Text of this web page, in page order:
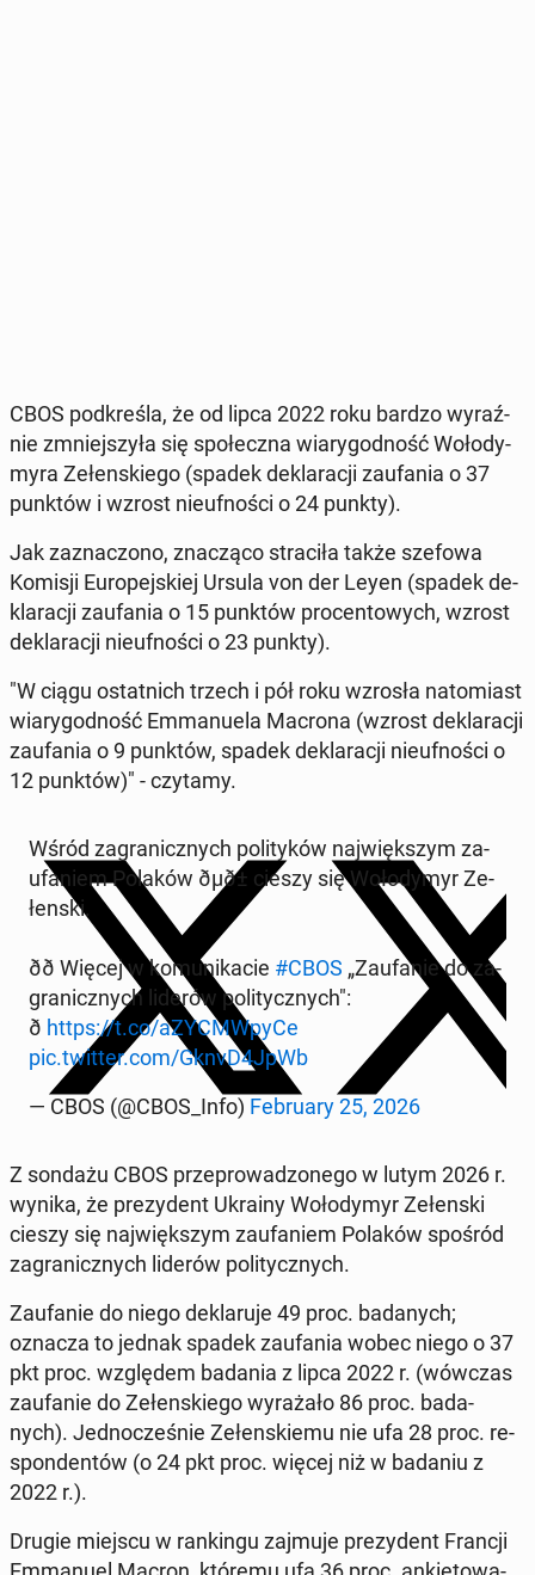
CBOS pod­kre­śla, że od lipca 2022 roku bardzo wy­raź­
nie zmniej­szy­ła się spo­łecz­na wia­ry­god­ność Wo­ło­dy­
my­ra Ze­łen­skie­go (spadek de­kla­ra­cji za­ufa­nia o 37
punktów i wzrost nie­uf­no­ści o 24 punkty).
Jak za­zna­czo­no, zna­czą­co stra­ci­ła także szefowa
Komisji Eu­ro­pej­skiej Ursula von der Leyen (spadek de­
kla­ra­cji za­ufa­nia o 15 punktów pro­cen­to­wych, wzrost
de­kla­ra­cji nie­uf­no­ści o 23 punkty).
"W ciągu ostat­nich trzech i pół roku wzrosła na­to­miast
wia­ry­god­ność Em­ma­nu­ela Macrona (wzrost de­kla­ra­cji
za­ufa­nia o 9 punktów, spadek de­kla­ra­cji nie­uf­no­ści o
12 punktów)" - czytamy.
Wśród za­gra­nicz­nych po­li­ty­ków naj­więk­szym za­
ufa­niem Polaków ðµð± cieszy się Wo­ło­dy­myr Ze­
łen­ski.
ðð Więcej w ko­mu­ni­ka­cie #CBOS „Za­ufa­nie do za­
gra­nicz­nych liderów po­li­tycz­nych":
ð https://t.co/aZYCMW­py­Ce
pic.twitter.com/GknvD4JpWb
— CBOS (@CBOS_Info) Fe­bru­ary 25, 2026
Z sondażu CBOS prze­pro­wa­dzo­ne­go w lutym 2026 r.
wynika, że pre­zy­dent Ukrainy Wo­ło­dy­myr Ze­łen­ski
cieszy się naj­więk­szym za­ufa­niem Polaków spośród
za­gra­nicz­nych liderów po­li­tycz­nych.
Za­ufa­nie do niego de­kla­ru­je 49 proc. ba­da­nych;
oznacza to jednak spadek za­ufa­nia wobec niego o 37
pkt proc. wzglę­dem badania z lipca 2022 r. (wówczas
za­ufa­nie do Ze­łen­skie­go wy­ra­ża­ło 86 proc. ba­da­
nych). Jed­no­cze­śnie Ze­łen­skie­mu nie ufa 28 proc. re­
spon­den­tów (o 24 pkt proc. więcej niż w badaniu z
2022 r.).
Drugie miejscu w ran­kin­gu zajmuje pre­zy­dent Francji